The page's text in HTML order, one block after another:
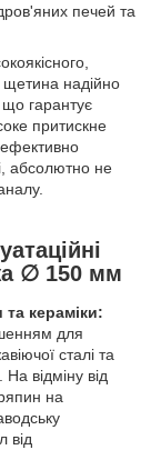
печей та
щетина надійно
що гарантує
притискне
абсолютно не
∅ 150 мм
кераміки:
для
сталі та
відміну від
на
від